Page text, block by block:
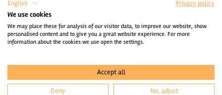
English
Privacy policy
We use cookies
We may place these for analysis of our visitor data, to improve our website, show
personalised content and to give you a great website experience. For more
information about the cookies we use open the settings.
Accept all
Deny No, adjust